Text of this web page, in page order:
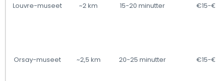
Louvre-museet ~2 km 15-20 minutter €15-
Orsay-museet ~2,5 km 20-25 minutter €15-